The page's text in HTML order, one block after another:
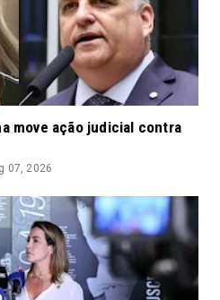
move ação judicial contra
07, 2026